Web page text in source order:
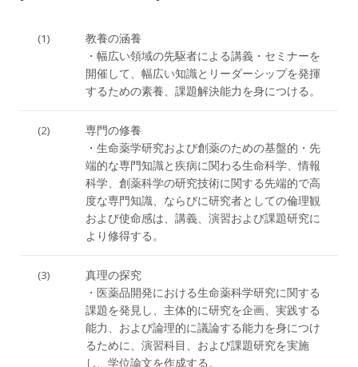
(1)
教養の涵養
・幅広い領域の先駆者による講義・セミナーを
開催して、幅広い知識とリーダーシップを発揮
するための素養、課題解決能力を身につける。
(2)
専門の修養
・生命薬学研究および創薬のための基盤的・先
端的な専門知識と疾病に関わる生命科学、情報
科学、創薬科学の研究技術に関する先端的で高
度な専門知識、ならびに研究者としての倫理観
および使命感は、講義、演習および課題研究に
より修得する。
(3)
真理の探究
・医薬品開発における生命薬科学研究に関する
課題を発見し、主体的に研究を企画、実践する
能力、および論理的に議論する能力を身につけ
るために、演習科目、および課題研究を実施
し、学位論文を作成する。